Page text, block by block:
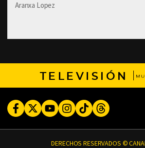
Aranxa Lopez
TELEVISIÓN
FacebookTwitterYoutubeInstagram
TikTokThreads
DERECHOS RESERVADOS ©